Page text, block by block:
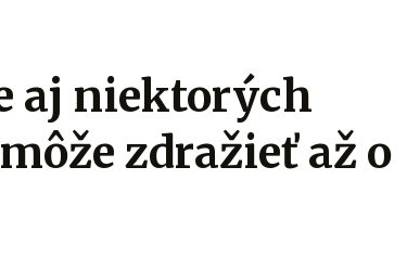
aj niektorých
zdražieť až o